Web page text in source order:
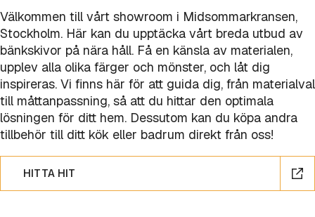
Välkommen till vårt showroom i Midsommarkransen,
Stockholm. Här kan du upptäcka vårt breda utbud av
bänkskivor på nära håll. Få en känsla av materialen,
upplev alla olika färger och mönster, och låt dig
inspireras. Vi finns här för att guida dig, från materialval
till måttanpassning, så att du hittar den optimala
lösningen för ditt hem. Dessutom kan du köpa andra
tillbehör till ditt kök eller badrum direkt från oss!
HITTA HIT